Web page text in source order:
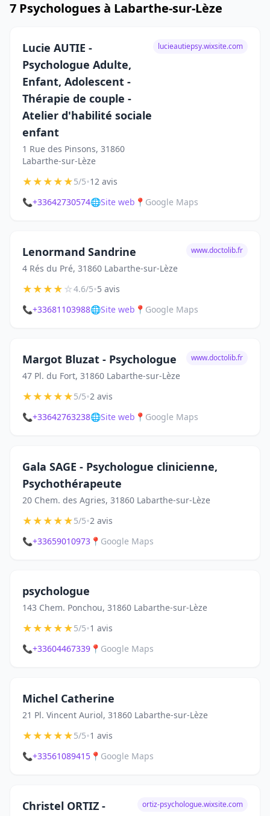
7 Psychologues à Labarthe-sur-Lèze
Lucie AUTIE -
Psychologue Adulte,
Enfant, Adolescent -
Thérapie de couple -
Atelier d'habilité sociale
enfant
1 Rue des Pinsons, 31860
Labarthe-sur-Lèze
lucieautiepsy.wixsite.com
★★★★★5/5•12 avis
📞+33642730574🌐Site web 📍 Google Maps
Lenormand Sandrine
4 Rés du Pré, 31860 Labarthe-sur-Lèze
www.doctolib.fr
★★★★☆4.6/5•5 avis
📞+33681103988🌐Site web 📍 Google Maps
Margot Bluzat - Psychologue
47 Pl. du Fort, 31860 Labarthe-sur-Lèze
www.doctolib.fr
★★★★★5/5•2 avis
📞+33642763238🌐Site web 📍 Google Maps
Gala SAGE - Psychologue clinicienne,
Psychothérapeute
20 Chem. des Agries, 31860 Labarthe-sur-Lèze
★★★★★5/5•2 avis
📞+33659010973 📍 Google Maps
psychologue
143 Chem. Ponchou, 31860 Labarthe-sur-Lèze
★★★★★5/5•1 avis
📞+33604467339 📍 Google Maps
Michel Catherine
21 Pl. Vincent Auriol, 31860 Labarthe-sur-Lèze
★★★★★5/5•1 avis
📞+33561089415 📍 Google Maps
Christel ORTIZ -
ortiz-psychologue.wixsite.com